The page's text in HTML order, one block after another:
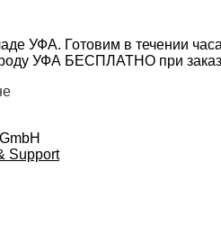
УФА. Готовим в течении
УФА БЕСПЛАТНО при
Support